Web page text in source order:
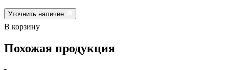
Уточнить наличие
В корзину
Похожая продукция